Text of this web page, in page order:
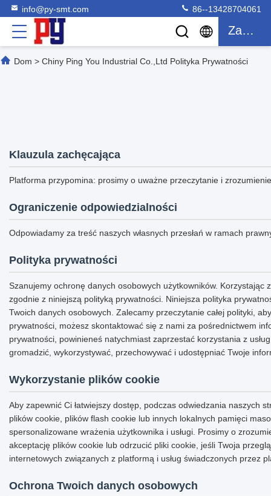
info@py-smt.com 86--13428704061
Zacytować
Dom > Chiny Ping You Industrial Co.,Ltd Polityka Prywatności
Klauzula zachęcająca
Platforma przypomina: prosimy o uważne przeczytanie i
Ograniczenie odpowiedzialności
Odpowiadamy za treść naszych własnych przesłań w ramach
Polityka prywatności
Szanujemy ochronę danych osobowych użytkowników.
zgodnie z niniejszą polityką prywatności. Niniejsza polityka
Twoich danych osobowych. Zalecamy przeczytanie całej polityki,
prywatności, możesz skontaktować się z nami za pośrednictwem
prywatności, powinieneś natychmiast zaprzestać korzystania z
gromadzić, wykorzystywać, przechowywać i udostępniać Twoje
Wykorzystanie plików cookie
Aby zapewnić Ci łatwiejszy dostęp, podczas odwiedzania naszych
plików cookie, plików flash cookie lub innych lokalnych pamięci
spersonalizowane wrażenia użytkownika i usługi. Prosimy o
akceptację plików cookie lub odrzucić pliki cookie, jeśli Twoja
internetowych związanych z platformą i usług świadczonych przez
Ochrona Twoich danych osobowych